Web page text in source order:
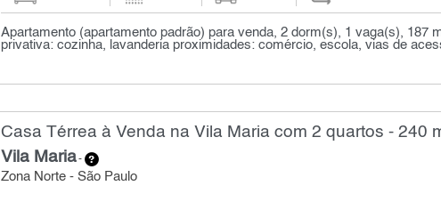
Apartamento (apartamento padrão) para venda, 2 dorm(s), 1 vaga(s), 187
privativa: cozinha, lavanderia proximidades: comércio, escola, vias de
Casa Térrea à Venda na Vila Maria com 2 quartos - 240
Vila Maria-
Zona Norte - São Paulo